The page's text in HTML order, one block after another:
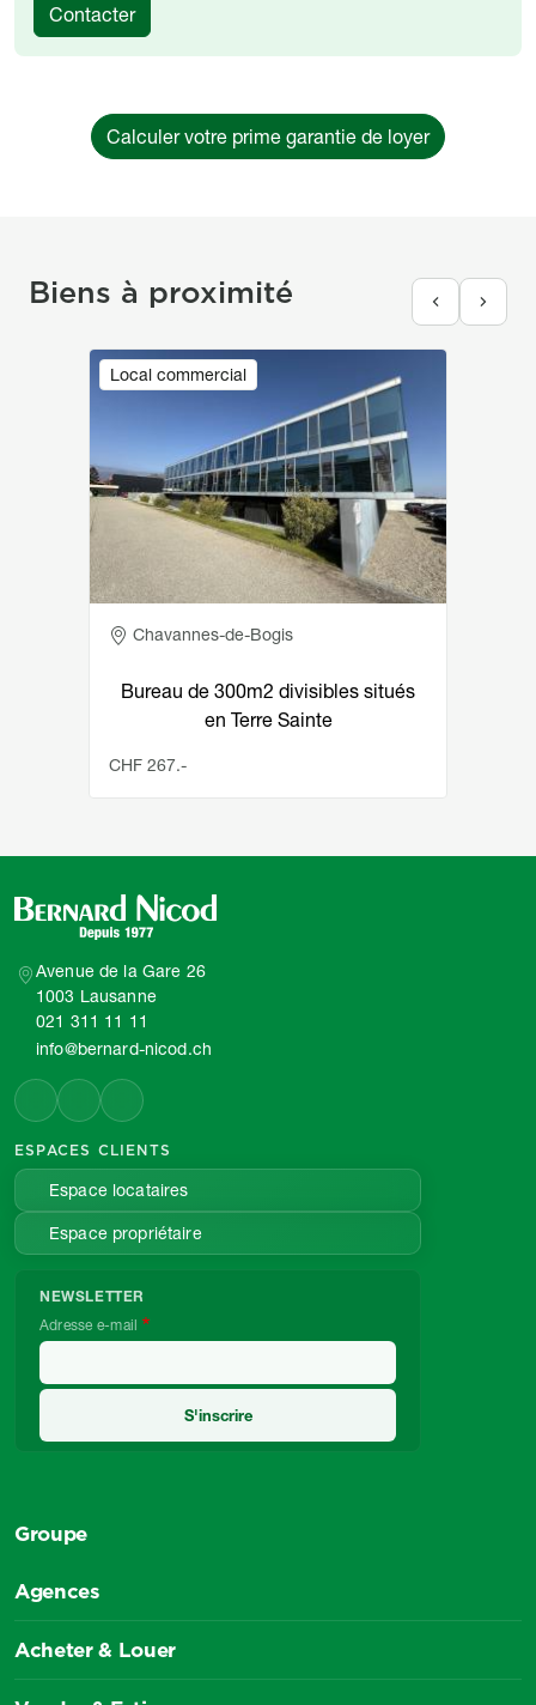
Contacter
Calculer votre prime garantie de loyer
Biens à proximité
Local commercial
Image
Adresse
Chavannes-de-Bogis
Bureau de 300m2 divisibles situés
en Terre Sainte
CHF 267.-
Avenue de la Gare 26
1003 Lausanne
021 311 11 11
info@bernard-nicod.ch
ESPACES CLIENTS
Espace locataires
Espace propriétaire
NEWSLETTER
Adresse e-mail
Groupe
Agences
Acheter & Louer